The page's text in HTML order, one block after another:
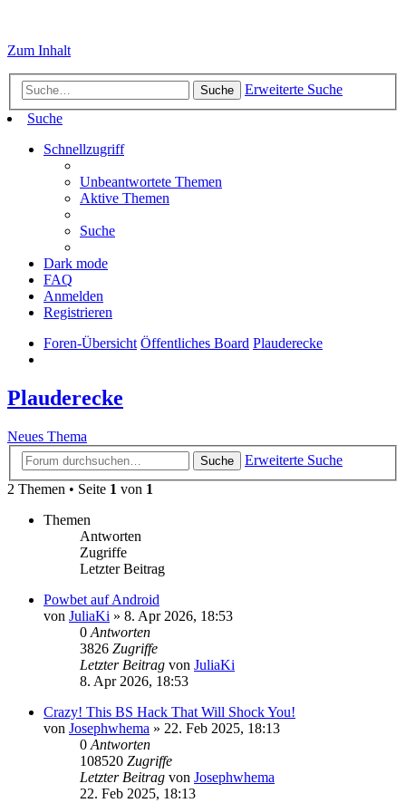
Zum Inhalt
Suche
Erweiterte Suche
Suche
Schnellzugriff
Unbeantwortete Themen
Aktive Themen
Suche
Dark mode
FAQ
Anmelden
Registrieren
Foren-Übersicht Öffentliches Board Plauderecke
Plauderecke
Neues Thema
Suche
Erweiterte Suche
2 Themen • Seite 1 von 1
Themen
Antworten
Zugriffe
Letzter Beitrag
Powbet auf Android
von JuliaKi » 8. Apr 2026, 18:53
0Antworten
3826 Zugriffe
Letzter Beitrag von JuliaKi
8. Apr 2026, 18:53
Crazy! This BS Hack That Will Shock You!
von Josephwhema » 22. Feb 2025, 18:13
0Antworten
108520 Zugriffe
Letzter Beitrag von Josephwhema
22. Feb 2025, 18:13